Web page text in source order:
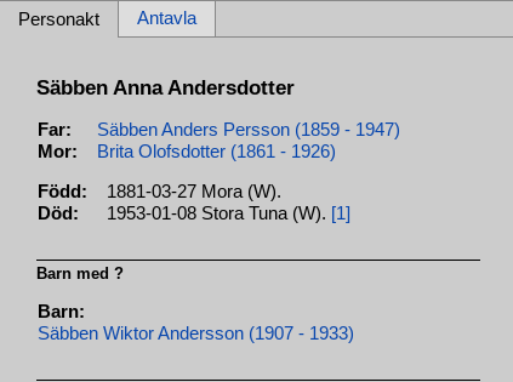
Personakt Antavla
Säbben Anna Andersdotter
Far:
Säbben Anders Persson (1859 - 1947)
Mor:
Brita Olofsdotter (1861 - 1926)
Född:
1881-03-27 Mora (W).
Död:
1953-01-08 Stora Tuna (W). [1]
Barn med ?
Barn:
Säbben Wiktor Andersson (1907 - 1933)